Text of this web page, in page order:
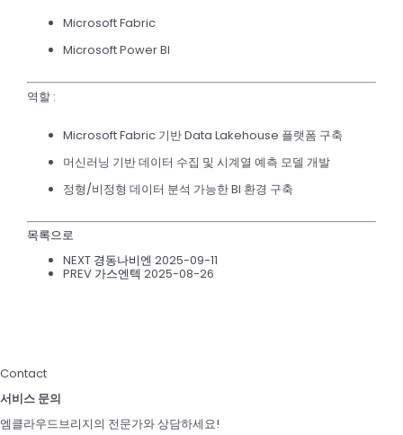
Microsoft Fabric
Microsoft Power BI
역할:
Microsoft Fabric 기반 Data Lakehouse 플랫폼 구축
머신러닝 기반 데이터 수집 및 시계열 예측 모델 개발
정형/비정형 데이터 분석 가능한 BI 환경 구축
목록으로
NEXT 경동나비엔 2025-09-11
PREV 가스엔텍 2025-08-26
Contact
서비스 문의
엠클라우드브리지의 전문가와 상담하세요!